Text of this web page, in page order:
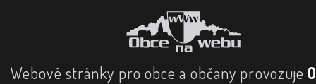
Webové stránky pro obce a občany provozuje